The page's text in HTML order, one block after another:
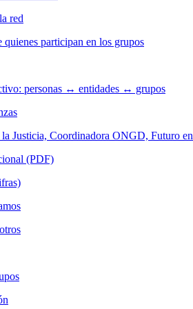
red
participan en los grupos
personas ↔ entidades ↔ grupos
la Justicia, Coordinadora ONGD, Futuro
(PDF)